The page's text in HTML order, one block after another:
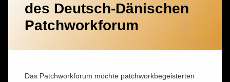
des Deutsch-Dänischen
Patchworkforum
Das Patchworkforum möchte patchworkbegeisterten